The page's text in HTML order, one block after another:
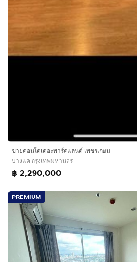
ขายคอนโดเดอะพาร์คแลนด์ เพชรเกษม
บางแค กรุงเทพมหานคร
฿ 2,290,000
PREMIUM